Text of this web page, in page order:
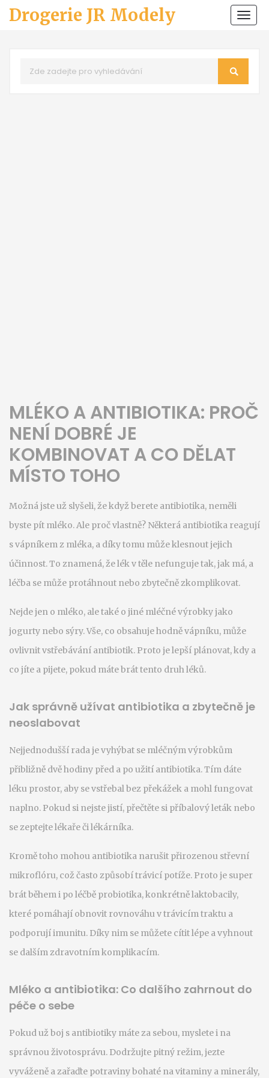
Drogerie JR Modely
MLÉKO A ANTIBIOTIKA: PROČ
NENÍ DOBRÉ JE
KOMBINOVAT A CO DĚLAT
MÍSTO TOHO
Možná jste už slyšeli, že když berete antibiotika, neměli
byste pít mléko. Ale proč vlastně? Některá antibiotika reagují
s vápníkem z mléka, a díky tomu může klesnout jejich
účinnost. To znamená, že lék v těle nefunguje tak, jak má, a
léčba se může protáhnout nebo zbytečně zkomplikovat.
Nejde jen o mléko, ale také o jiné mléčné výrobky jako
jogurty nebo sýry. Vše, co obsahuje hodně vápníku, může
ovlivnit vstřebávání antibiotik. Proto je lepší plánovat, kdy a
co jíte a pijete, pokud máte brát tento druh léků.
Jak správně užívat antibiotika a zbytečně je
neoslabovat
Nejjednodušší rada je vyhýbat se mléčným výrobkům
přibližně dvě hodiny před a po užití antibiotika. Tím dáte
léku prostor, aby se vstřebal bez překážek a mohl fungovat
naplno. Pokud si nejste jistí, přečtěte si příbalový leták nebo
se zeptejte lékaře či lékárníka.
Kromě toho mohou antibiotika narušit přirozenou střevní
mikroflóru, což často způsobí trávicí potíže. Proto je super
brát během i po léčbě probiotika, konkrétně laktobacily,
které pomáhají obnovit rovnováhu v trávicím traktu a
podporují imunitu. Díky nim se můžete cítit lépe a vyhnout
se dalším zdravotním komplikacím.
Mléko a antibiotika: Co dalšího zahrnout do
péče o sebe
Pokud už boj s antibiotiky máte za sebou, myslete i na
správnou životosprávu. Dodržujte pitný režim, jezte
vyváženě a zařaďte potraviny bohaté na vitaminy a minerály,